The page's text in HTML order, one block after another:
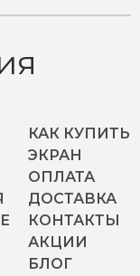
КАК КУПИТЬ
ЭКРАН
ОПЛАТА
ДОСТАВКА
КОНТАКТЫ
АКЦИИ
БЛОГ